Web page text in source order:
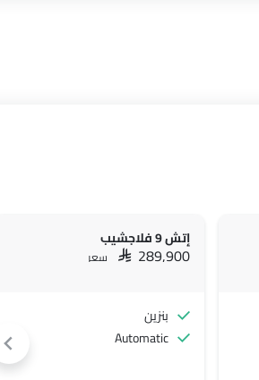
إتش 9 فلاجشيب
SAR 289,900 سعر
بنزين
Automatic